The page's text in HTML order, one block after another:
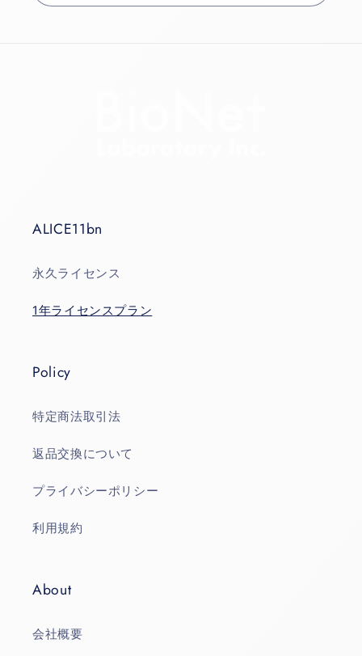
ALICE11bn
永久ライセンス
1年ライセンスプラン
Policy
特定商法取引法
返品交換について
プライバシーポリシー
利用規約
About
会社概要